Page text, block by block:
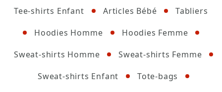
Tee-shirts Enfant
Articles Bébé
Tabliers
Hoodies Homme
Hoodies Femme
Sweat-shirts Homme
Sweat-shirts Femme
Sweat-shirts Enfant
Tote-bags